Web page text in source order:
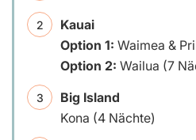
Kauai
Option 1: Waimea &
Option 2: Wailua (7
Big Island
Kona (4 Nächte)